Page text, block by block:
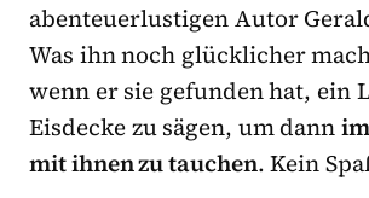
abenteuerlustigen Autor
Was ihn noch glücklicher
wenn er sie gefunden hat, ein
Eisdecke zu sägen, um dann
mit ihnen zu tauchen. Kein